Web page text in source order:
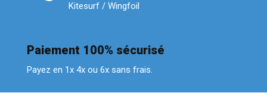
Kitesurf / Wingfoil
Paiement 100% sécurisé
Payez en 1x 4x ou 6x sans frais.